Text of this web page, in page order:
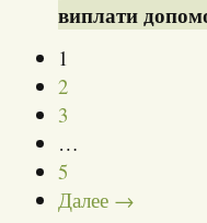
виплати
1
2
3
…
5
Далее →